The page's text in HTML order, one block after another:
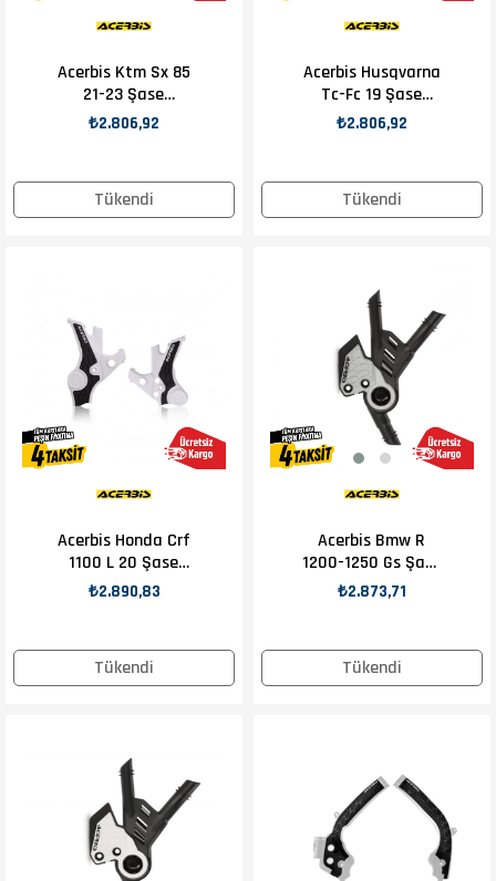
Tükendi
Acerbis Ktm Sx 85
21-23 Şase
Koruma Kırmızı
₺2.806,92
Tükendi
Acerbis Husqvarna
Tc-Fc 19 Şase
Koruma Siyah Sarı
₺2.806,92
Tükendi
Acerbis Honda Crf
1100 L 20 Şase
Koruma Beyaz
₺2.890,83
Tükendi
Acerbis Bmw R
1200-1250 Gs Şase
Koruma Gri
₺2.873,71